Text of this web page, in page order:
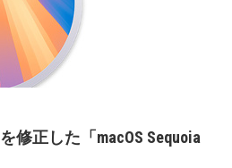
修正した「macOS Sequoia